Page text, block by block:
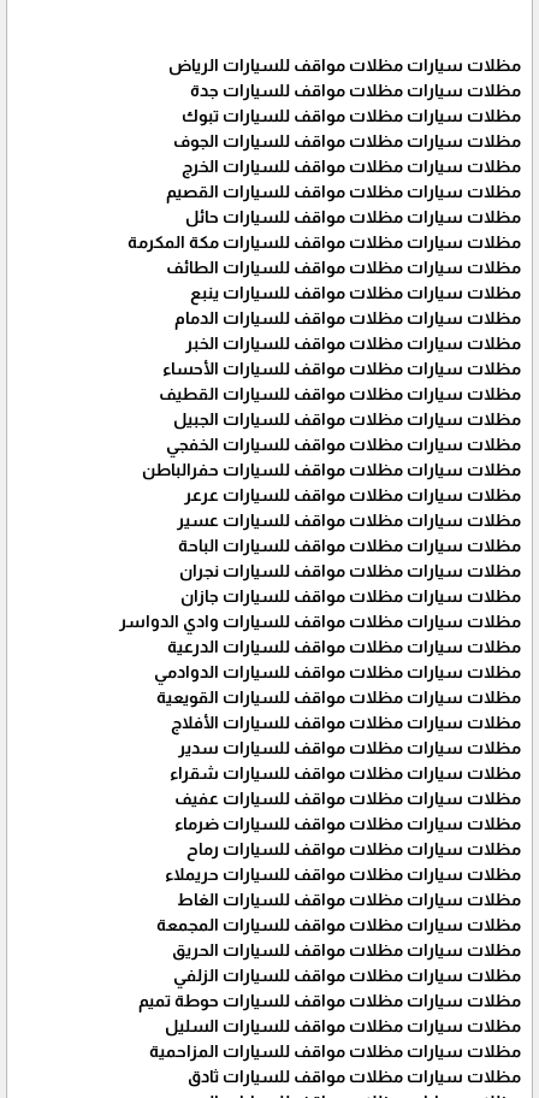
مظلات سيارات مظلات مواقف للسيارات الرياض
مظلات سيارات مظلات مواقف للسيارات جدة
مظلات سيارات مظلات مواقف للسيارات تبوك
مظلات سيارات مظلات مواقف للسيارات الجوف
مظلات سيارات مظلات مواقف للسيارات الخرج
مظلات سيارات مظلات مواقف للسيارات القصيم
مظلات سيارات مظلات مواقف للسيارات حائل
مظلات سيارات مظلات مواقف للسيارات مكة المكرمة
مظلات سيارات مظلات مواقف للسيارات الطائف
مظلات سيارات مظلات مواقف للسيارات ينبع
مظلات سيارات مظلات مواقف للسيارات الدمام
مظلات سيارات مظلات مواقف للسيارات الخبر
مظلات سيارات مظلات مواقف للسيارات الأحساء
مظلات سيارات مظلات مواقف للسيارات القطيف
مظلات سيارات مظلات مواقف للسيارات الجبيل
مظلات سيارات مظلات مواقف للسيارات الخفجي
مظلات سيارات مظلات مواقف للسيارات حفرالباطن
مظلات سيارات مظلات مواقف للسيارات عرعر
مظلات سيارات مظلات مواقف للسيارات عسير
مظلات سيارات مظلات مواقف للسيارات الباحة
مظلات سيارات مظلات مواقف للسيارات نجران
مظلات سيارات مظلات مواقف للسيارات جازان
مظلات سيارات مظلات مواقف للسيارات وادي الدواسر
مظلات سيارات مظلات مواقف للسيارات الدرعية
مظلات سيارات مظلات مواقف للسيارات الدوادمي
مظلات سيارات مظلات مواقف للسيارات القويعية
مظلات سيارات مظلات مواقف للسيارات الأفلاج
مظلات سيارات مظلات مواقف للسيارات سدير
مظلات سيارات مظلات مواقف للسيارات شقراء
مظلات سيارات مظلات مواقف للسيارات عفيف
مظلات سيارات مظلات مواقف للسيارات ضرماء
مظلات سيارات مظلات مواقف للسيارات رماح
مظلات سيارات مظلات مواقف للسيارات حريملاء
مظلات سيارات مظلات مواقف للسيارات الغاط
مظلات سيارات مظلات مواقف للسيارات المجمعة
مظلات سيارات مظلات مواقف للسيارات الحريق
مظلات سيارات مظلات مواقف للسيارات الزلفي
مظلات سيارات مظلات مواقف للسيارات حوطة تميم
مظلات سيارات مظلات مواقف للسيارات السليل
مظلات سيارات مظلات مواقف للسيارات المزاحمية
مظلات سيارات مظلات مواقف للسيارات ثادق